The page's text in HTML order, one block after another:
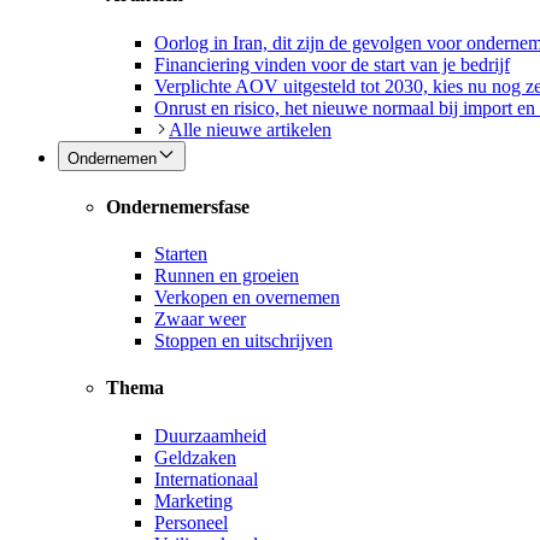
Oorlog in Iran, dit zijn de gevolgen voor
Financiering vinden voor de start van je bedrijf
Verplichte AOV uitgesteld tot 2030, kies nu nog
Onrust en risico, het nieuwe normaal bij import en
Alle nieuwe artikelen
Ondernemen
Ondernemersfase
Starten
Runnen en groeien
Verkopen en overnemen
Zwaar weer
Stoppen en uitschrijven
Thema
Duurzaamheid
Geldzaken
Internationaal
Marketing
Personeel